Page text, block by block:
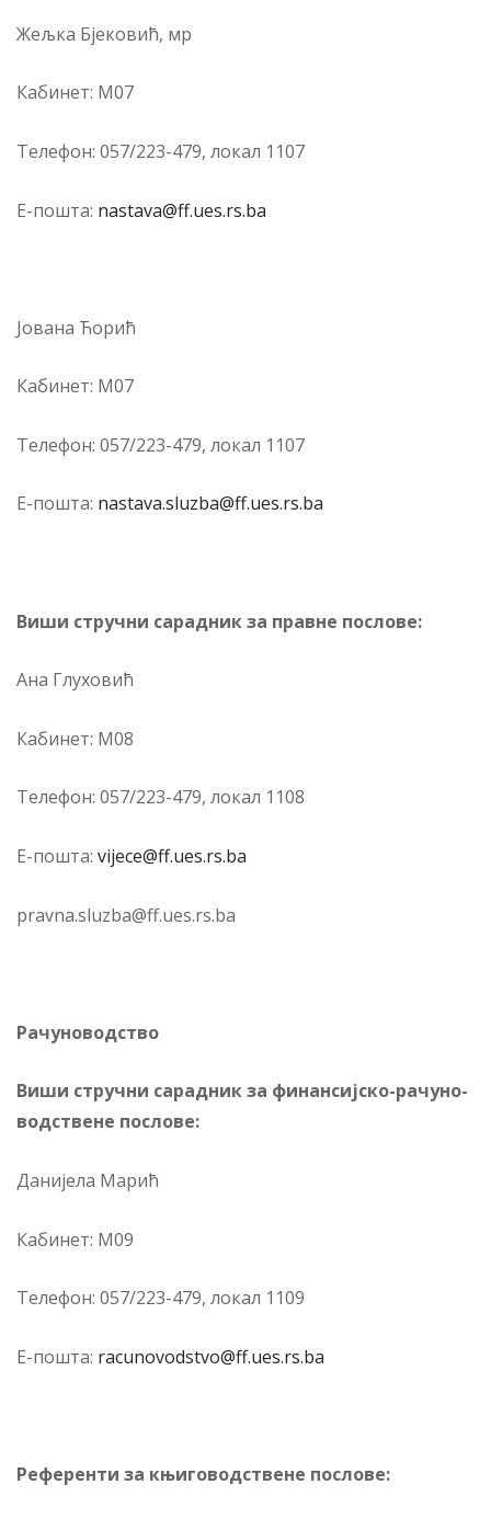
Жељка Бјековић, мр
Ка­би­нет: М07
Те­ле­фон: 057/223-479, ло­кал 1107
Е-по­шта: nastava@ff.ues.rs.ba
Јована Ћорић
Ка­би­нет: М07
Те­ле­фон: 057/223-479, ло­кал 1107
Е-по­шта: nastava.sluzba@ff.ues.rs.ba
Виши стручни сарадник за правне послове:
Ана Глуховић
Кабинет: М08
Те­ле­фон: 057/223-479, ло­кал 1108
Е-по­шта: vijece@ff.ues.rs.ba
pravna.sluzba@ff.ues.rs.ba
Ра­чу­но­вод­ство
Виши струч­ни са­рад­ник за фи­нан­сиј­ско-ра­чу­но­
вод­стве­не по­сло­ве:
Данијела Марић
Ка­би­нет: М09
Те­ле­фон: 057/223-479, ло­кал 1109
Е-по­шта: racunovodstvo@ff.ues.rs.ba
Референти за књиговодствене послове: